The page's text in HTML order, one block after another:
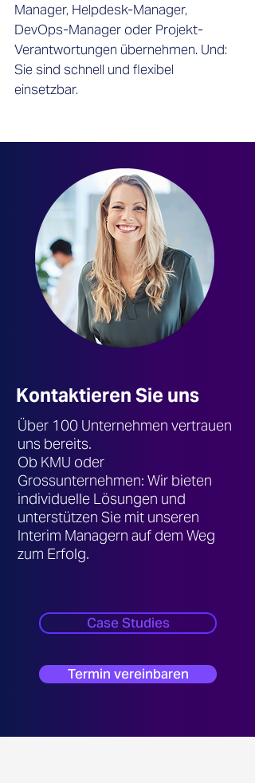
Manager, Helpdesk-Manager,
DevOps-Manager oder Projekt-
Verantwortungen übernehmen. Und:
Sie sind schnell und flexibel
einsetzbar.
Kontaktieren Sie uns
Über 100 Unternehmen vertrauen
uns bereits.
Ob KMU oder
Grossunternehmen: Wir bieten
individuelle Lösungen und
unterstützen Sie mit unseren
Interim Managern auf dem Weg
zum Erfolg.
Case Studies
Termin vereinbaren